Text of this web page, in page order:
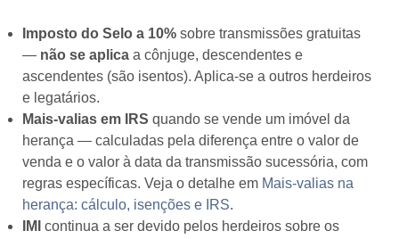
Imposto do Selo a 10% sobre transmissões gratuitas
— não se aplica a cônjuge, descendentes e
ascendentes (são isentos). Aplica-se a outros herdeiros
e legatários.
Mais-valias em IRS quando se vende um imóvel da
herança — calculadas pela diferença entre o valor de
venda e o valor à data da transmissão sucessória, com
regras específicas. Veja o detalhe em Mais-valias na
herança: cálculo, isenções e IRS.
IMI continua a ser devido pelos herdeiros sobre os